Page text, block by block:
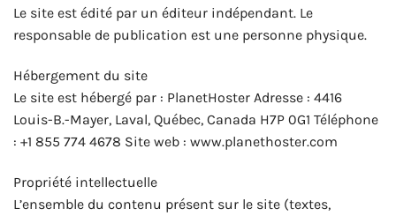
Le site est édité par un éditeur indépendant. Le
responsable de publication est une personne physique.
Hébergement du site
Le site est hébergé par : PlanetHoster Adresse : 4416
Louis-B.-Mayer, Laval, Québec, Canada H7P 0G1 Téléphone
: +1 855 774 4678 Site web : www.planethoster.com
Propriété intellectuelle
L’ensemble du contenu présent sur le site (textes,